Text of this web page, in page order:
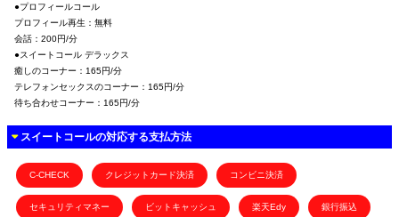
●プロフィールコール
プロフィール再生：無料
会話：200円/分
●スイートコール デラックス
癒しのコーナー：165円/分
テレフォンセックスのコーナー：165円/分
待ち合わせコーナー：165円/分
スイートコールの対応する支払方法
C-CHECK クレジットカード決済 コンビニ決済
セキュリティマネー ビットキャッシュ 楽天Edy 銀行振込